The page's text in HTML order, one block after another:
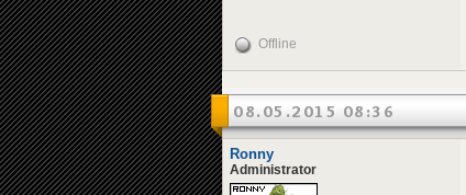
Offline
08.05.2015 08:36
Ronny
Administrator